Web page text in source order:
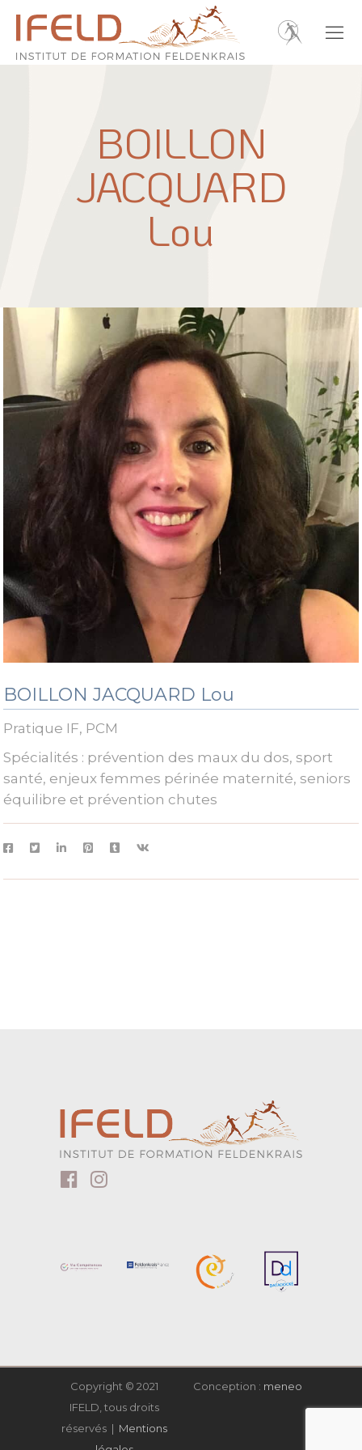
BOILLON
JACQUARD
Lou
BOILLON JACQUARD Lou
Pratique IF, PCM
Spécialités : prévention des maux du dos, sport
santé, enjeux femmes périnée maternité, seniors
équilibre et prévention chutes
Copyright © 2021
IFELD, tous droits
réservés | Mentions
Conception : meneo